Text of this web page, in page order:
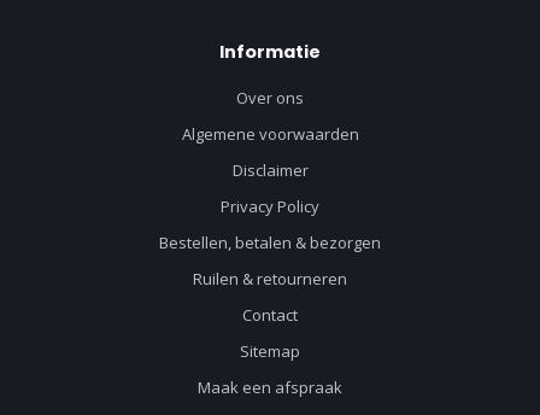
Informatie
Over ons
Algemene voorwaarden
Disclaimer
Privacy Policy
Bestellen, betalen & bezorgen
Ruilen & retourneren
Contact
Sitemap
Maak een afspraak